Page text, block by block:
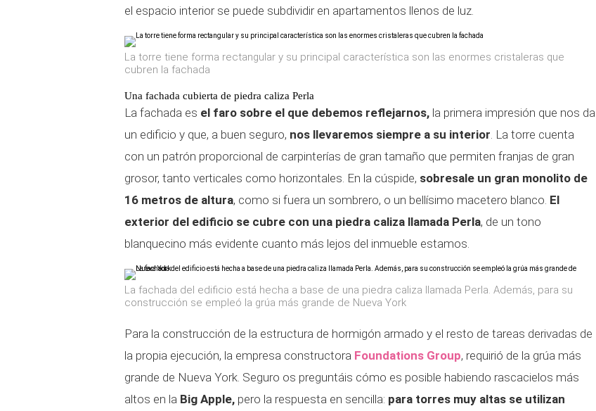
el espacio interior se puede subdividir en apartamentos llenos de luz.
La torre tiene forma rectangular y su principal característica son las enormes cristaleras que
cubren la fachada
Una fachada cubierta de piedra caliza Perla
La fachada es el faro sobre el que debemos reflejarnos, la primera impresión que nos da
un edificio y que, a buen seguro, nos llevaremos siempre a su interior. La torre cuenta
con un patrón proporcional de carpinterías de gran tamaño que permiten franjas de gran
grosor, tanto verticales como horizontales. En la cúspide, sobresale un gran monolito de
16 metros de altura, como si fuera un sombrero, o un bellísimo macetero blanco. El
exterior del edificio se cubre con una piedra caliza llamada Perla, de un tono
blanquecino más evidente cuanto más lejos del inmueble estamos.
La fachada del edificio está hecha a base de una piedra caliza llamada Perla. Además, para su
construcción se empleó la grúa más grande de Nueva York
Para la construcción de la estructura de hormigón armado y el resto de tareas derivadas de
la propia ejecución, la empresa constructora Foundations Group, requirió de la grúa más
grande de Nueva York. Seguro os preguntáis cómo es posible habiendo rascacielos más
altos en la Big Apple, pero la respuesta en sencilla: para torres muy altas se utilizan